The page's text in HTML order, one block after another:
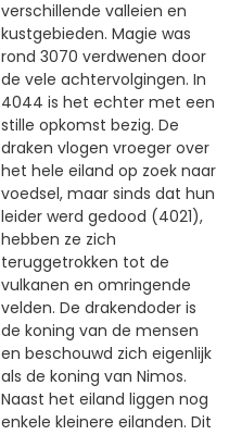
verschillende valleien en
kustgebieden. Magie was
rond 3070 verdwenen door
de vele achtervolgingen. In
4044 is het echter met een
stille opkomst bezig. De
draken vlogen vroeger over
het hele eiland op zoek naar
voedsel, maar sinds dat hun
leider werd gedood (4021),
hebben ze zich
teruggetrokken tot de
vulkanen en omringende
velden. De drakendoder is
de koning van de mensen
en beschouwd zich eigenlijk
als de koning van Nimos.
Naast het eiland liggen nog
enkele kleinere eilanden. Dit